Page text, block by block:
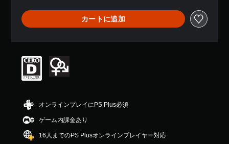
、
平
均
は
段
の
で
す
カートに追加
オンラインプレイにPS Plus必須
ゲーム内課金あり
16人までのPS Plusオンラインプレイヤー対応